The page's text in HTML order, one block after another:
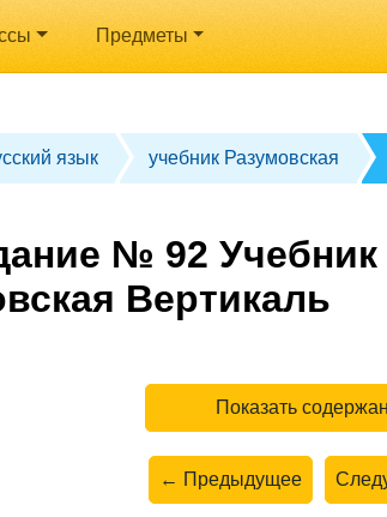
Предметы
язык учебник Разумовская
№ 92 Учебник
Вертикаль
Показать
← Предыдущее